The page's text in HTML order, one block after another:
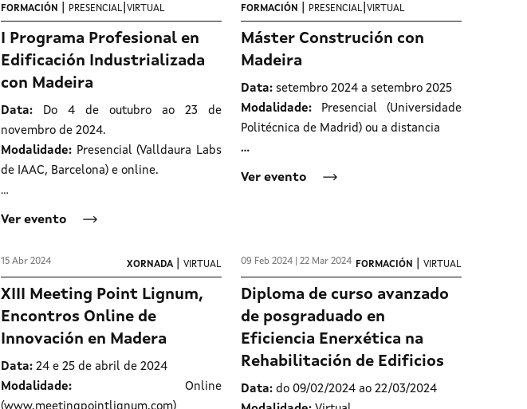
FORMACIÓN
PRESENCIAL| VIRTUAL
I Programa Profesional en
Edificación Industrializada
con Madeira
Data:Do 4 de outubro ao 23 de
novembro de 2024.
Modalidade:Presencial (Valldaura Labs
de IAAC, Barcelona) e online.
…
Ver evento
FORMACIÓN
PRESENCIAL| VIRTUAL
Máster Construción con
Madeira
Data: setembro 2024 a setembro 2025
Modalidade:
Presencial (Universidade
Politécnica de Madrid) ou a distancia
…
Ver evento
15 Abr 2024 XORNADA| VIRTUAL
XIII Meeting Point Lignum,
Encontros Online de
Innovación en Madera
Data: 24 e 25 de abril de 2024
Modalidade:Online
09 Feb 2024 | 22 Mar 2024 FORMACIÓN VIRTUAL
Diploma de curso avanzado
de posgraduado en
Eficiencia Enerxética na
Rehabilitación de Edificios
Data:do 09/02/2024 ao 22/03/2024